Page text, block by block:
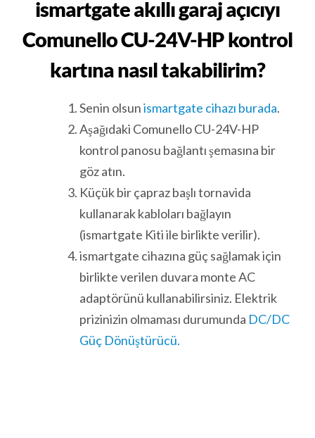
ismartgate akıllı garaj açıcıyı
Comunello CU-24V-HP kontrol
kartına nasıl takabilirim?
Senin olsunismartgate cihazı burada.
Aşağıdaki Comunello CU-24V-HP
kontrol panosu bağlantı şemasına bir
göz atın.
Küçük bir çapraz başlı tornavida
kullanarak kabloları bağlayın
(ismartgate Kiti ile birlikte verilir).
ismartgate cihazına güç sağlamak için
birlikte verilen duvara monte AC
adaptörünü kullanabilirsiniz. Elektrik
prizinizin olmaması durumunda DC/DC
Güç Dönüştürücü.